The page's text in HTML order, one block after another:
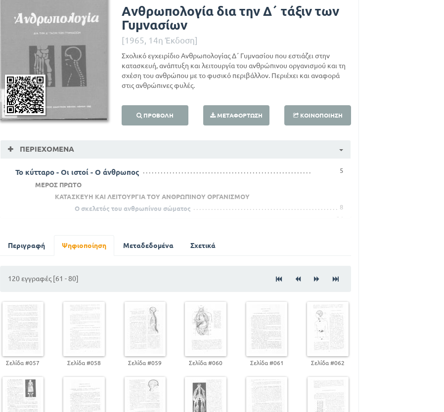
Ανθρωπολογία δια την Δ΄ τάξιν των
Γυμνασίων
[1965, 14η Έκδοση]
Σχολικό εγχειρίδιο Ανθρωπολογίας Δ΄ Γυμνασίου που εστιάζει στην
κατασκευή, ανάπτυξη και λειτουργία του ανθρώπινου οργανισμού και τη
σχέση του ανθρώπου με το φυσικό περιβάλλον. Περιέχει και αναφορά
στις ανθρώπινες φυλές.
ΠΡΟΒΟΛΉ ΜΕΤΑΦΌΡΤΩΣΗ ΚΟΙΝΟΠΟΊΗΣΗ
ΠΕΡΙΕΧΌΜΕΝΑ
To κύτταρο - Οι ιστοί - Ο άνθρωπος 5
ΜΕΡΟΣ ΠΡΩΤΟ
ΚΑΤΑΣΚΕΥΗ ΚΑΙ ΛΕΙΤΟΥΡΓΙΑ ΤΟΥ ΑΝΘΡΩΠΙΝΟΥ ΟΡΓΑΝΙΣΜΟΥ
Ο σκελετός του ανθρωπίνου σώματος
8
24
Ο λάρυγγας και η παραγωγή της φωνής
46
ΜΕΡΟΣ ΔΕΥΤΕΡΟ
ΓΕΝΕΣΗ ΚΑΙ ΑΝΑΠΤΥΞΗ ΤΟΥ ΑΝΘΡΩΠΙΝΟΥ ΟΡΓΑΝΙΣΜΟΥ 90
ΜΕΡΟΣ ΤΡΙΤΟ
ΣΧΕΣΕΙΣ ΤΟΥ ΑΝΘΡΩΠΙΝΟΥ ΟΡΓΑΝΙΣΜΟΥ ΠΡΟΣ ΤΟ ΦΥΣΙΚΟ ΠΕΡΙΒΑΛΛΟΝ 94
ΜΕΡΟΣ ΤΕΤΑΡΤΟ
Περιγραφή Ψηφιοποίηση Μεταδεδομένα Σχετικά
120 εγγραφές [61 - 80]
Σελίδα #057 Σελίδα #058 Σελίδα #059 Σελίδα #060 Σελίδα #061 Σελίδα #062